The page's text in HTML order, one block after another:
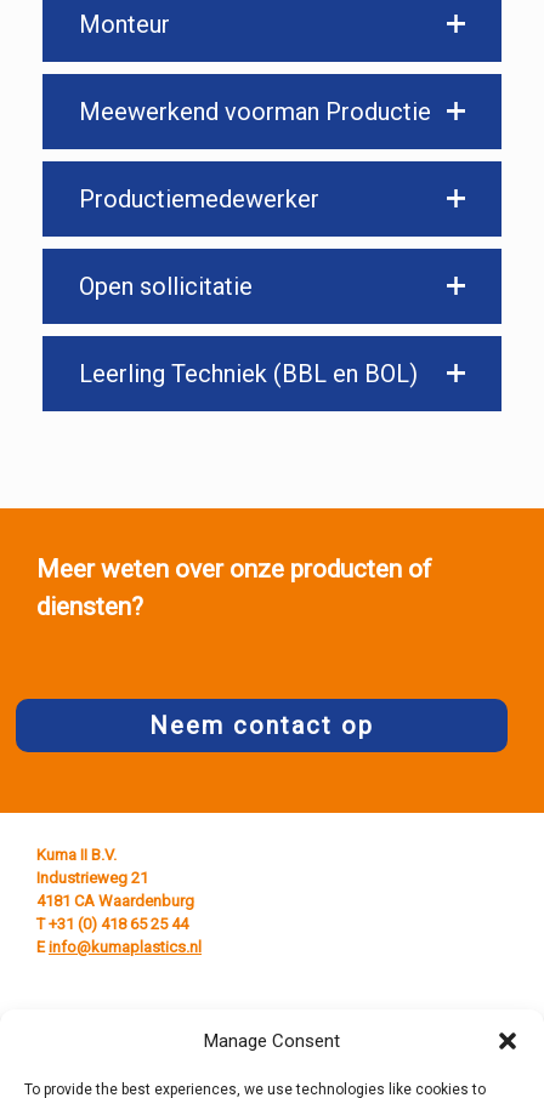
Manage Consent
To provide the best experiences, we use technologies like cookies to
Monteur
Meewerkend voorman Productie
Productiemedewerker
Open sollicitatie
Leerling Techniek (BBL en BOL)
Meer weten over onze producten of
diensten?
Neem contact op
Kuma II B.V.
Industrieweg 21
4181 CA Waardenburg
T +31 (0) 418 65 25 44
Einfo@kumaplastics.nl